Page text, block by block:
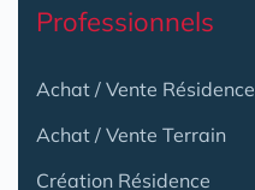
Professionnels
Achat / Vente Résidence
Achat / Vente Terrain
Création Résidence